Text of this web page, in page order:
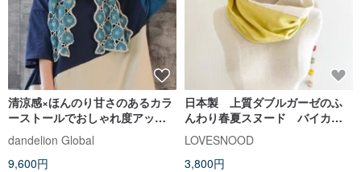
清涼感×ほんのり甘さのあるカラ
ーストールでおしゃれ度アッ
プ・手編み・透かし・クロシェ
レース・ストール・d-st502
dandelion Global
9,600円
日本製 上質ダブルガーゼのふ
んわり春夏スヌード バイカラ
ー レモンイエロー バニラミ
ルク
LOVESNOOD
3,800円